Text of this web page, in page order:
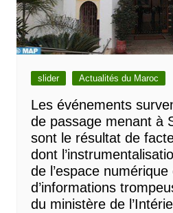
slider Actualités du Maroc
Les événements
de passage menant à
sont le résultat de
dont
de l’espace
d’informations
du ministère de